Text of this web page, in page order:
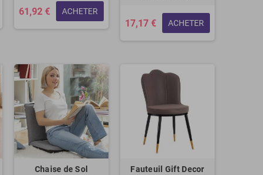
61,92 € ACHETER
17,17 € ACHETER
Chaise de Sol
Fauteuil Gift Decor